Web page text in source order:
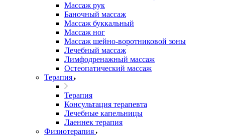
Массаж рук
Баночный массаж
Массаж буккальный
Массаж ног
Массаж шейно-воротниковой зоны
Лечебный массаж
Лимфодренажный массаж
Остеопатический массаж
Терапия
Терапия
Консультация терапевта
Лечебные капельницы
Лаеннек терапия
Физиотерапия